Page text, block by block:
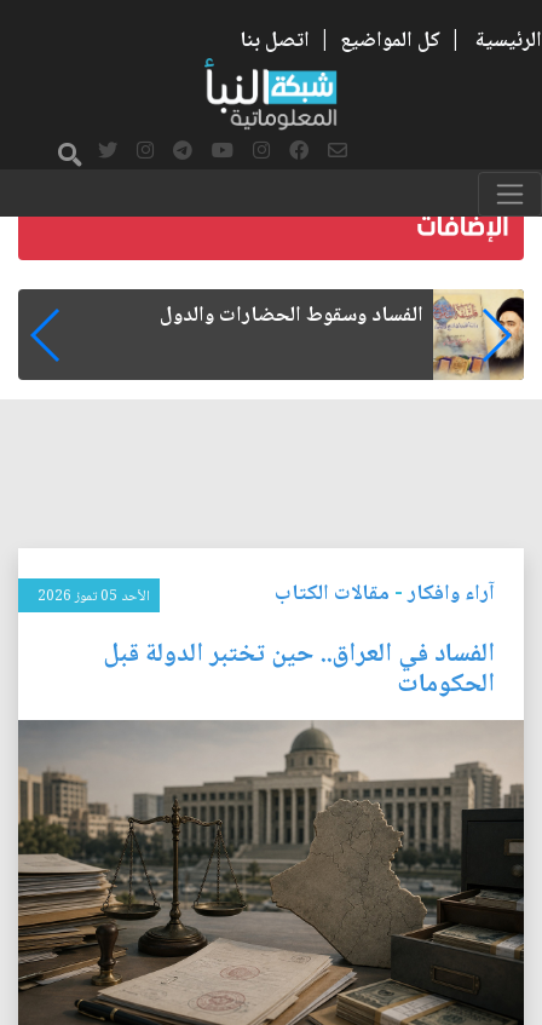
الرئيسية | كل المواضيع | اتصل بنا
رواتب الموظفين على صفيح ساخن
آراء وافكار- مقالات الكتاب الأحد 05 تموز 2026
الفساد في العراق.. حين تختبر الدولة قبل
الحكومات